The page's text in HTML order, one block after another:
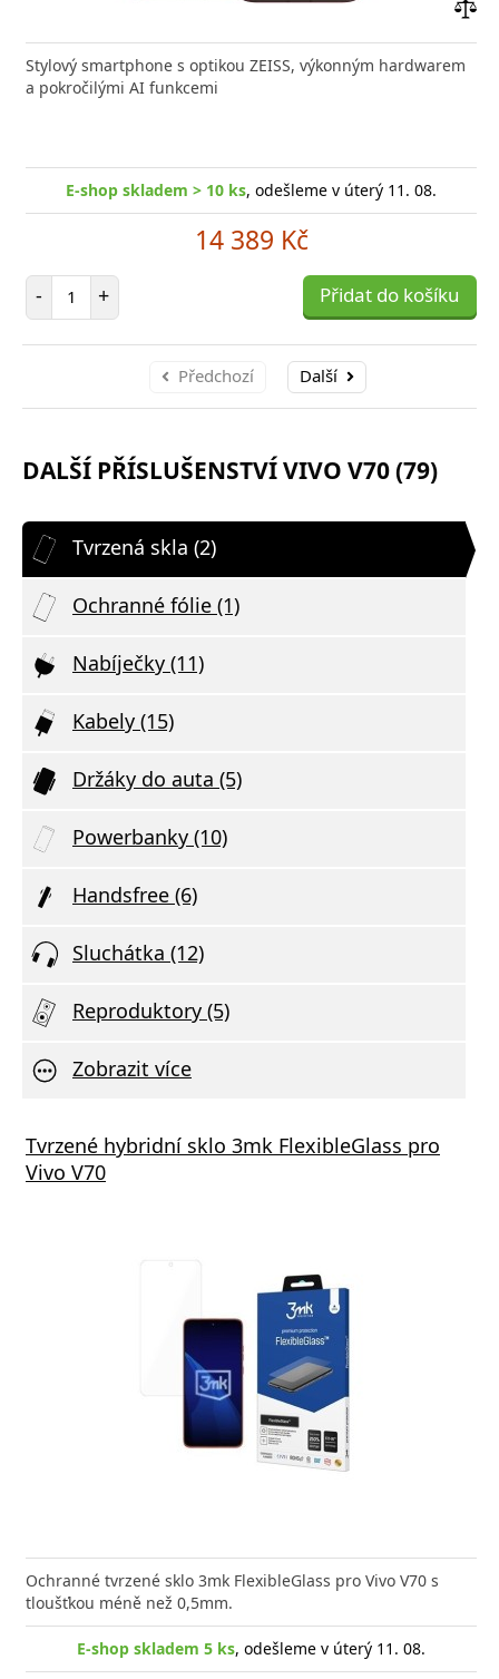
Stylový smartphone s optikou ZEISS, výkonným hardwarem
a pokročilými AI funkcemi
E-shop skladem > 10 ks, odešleme v úterý 11. 08.
14 389 Kč
- Počet položek
+ Přidat do košíku
Předchozí Další
DALŠÍ PŘÍSLUŠENSTVÍ VIVO V70 (79)
Tvrzená skla (2)
Ochranné fólie (1)
Nabíječky (11)
Kabely (15)
Držáky do auta (5)
Powerbanky (10)
Handsfree (6)
Sluchátka (12)
Reproduktory (5)
Zobrazit více
Tvrzené hybridní sklo 3mk FlexibleGlass pro
Vivo V70
Ochranné tvrzené sklo 3mk FlexibleGlass pro Vivo V70 s
tloušťkou méně než 0,5mm.
E-shop skladem 5 ks, odešleme v úterý 11. 08.
Audio Combo 3v1
Audio Combo 3v1 JEDNO balení, TŘI produkty
zvuková výbava pro